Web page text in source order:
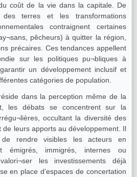
coût de la vie dans la capitale. De
des terres et les transformations
contraignent certaines
pêcheurs) à quitter la région,
précaires. Ces tendances appellent
sur les politiques pu¬bliques à
un développement inclusif et
catégories de population.
dans la perception même de la
les débats se concentrent sur la
occultant la diversité des
de leurs apports au développement. Il
rendre visibles les acteurs en
émigrés, immigrés, internes ou
les investissements déjà
en place d’espaces de concertation